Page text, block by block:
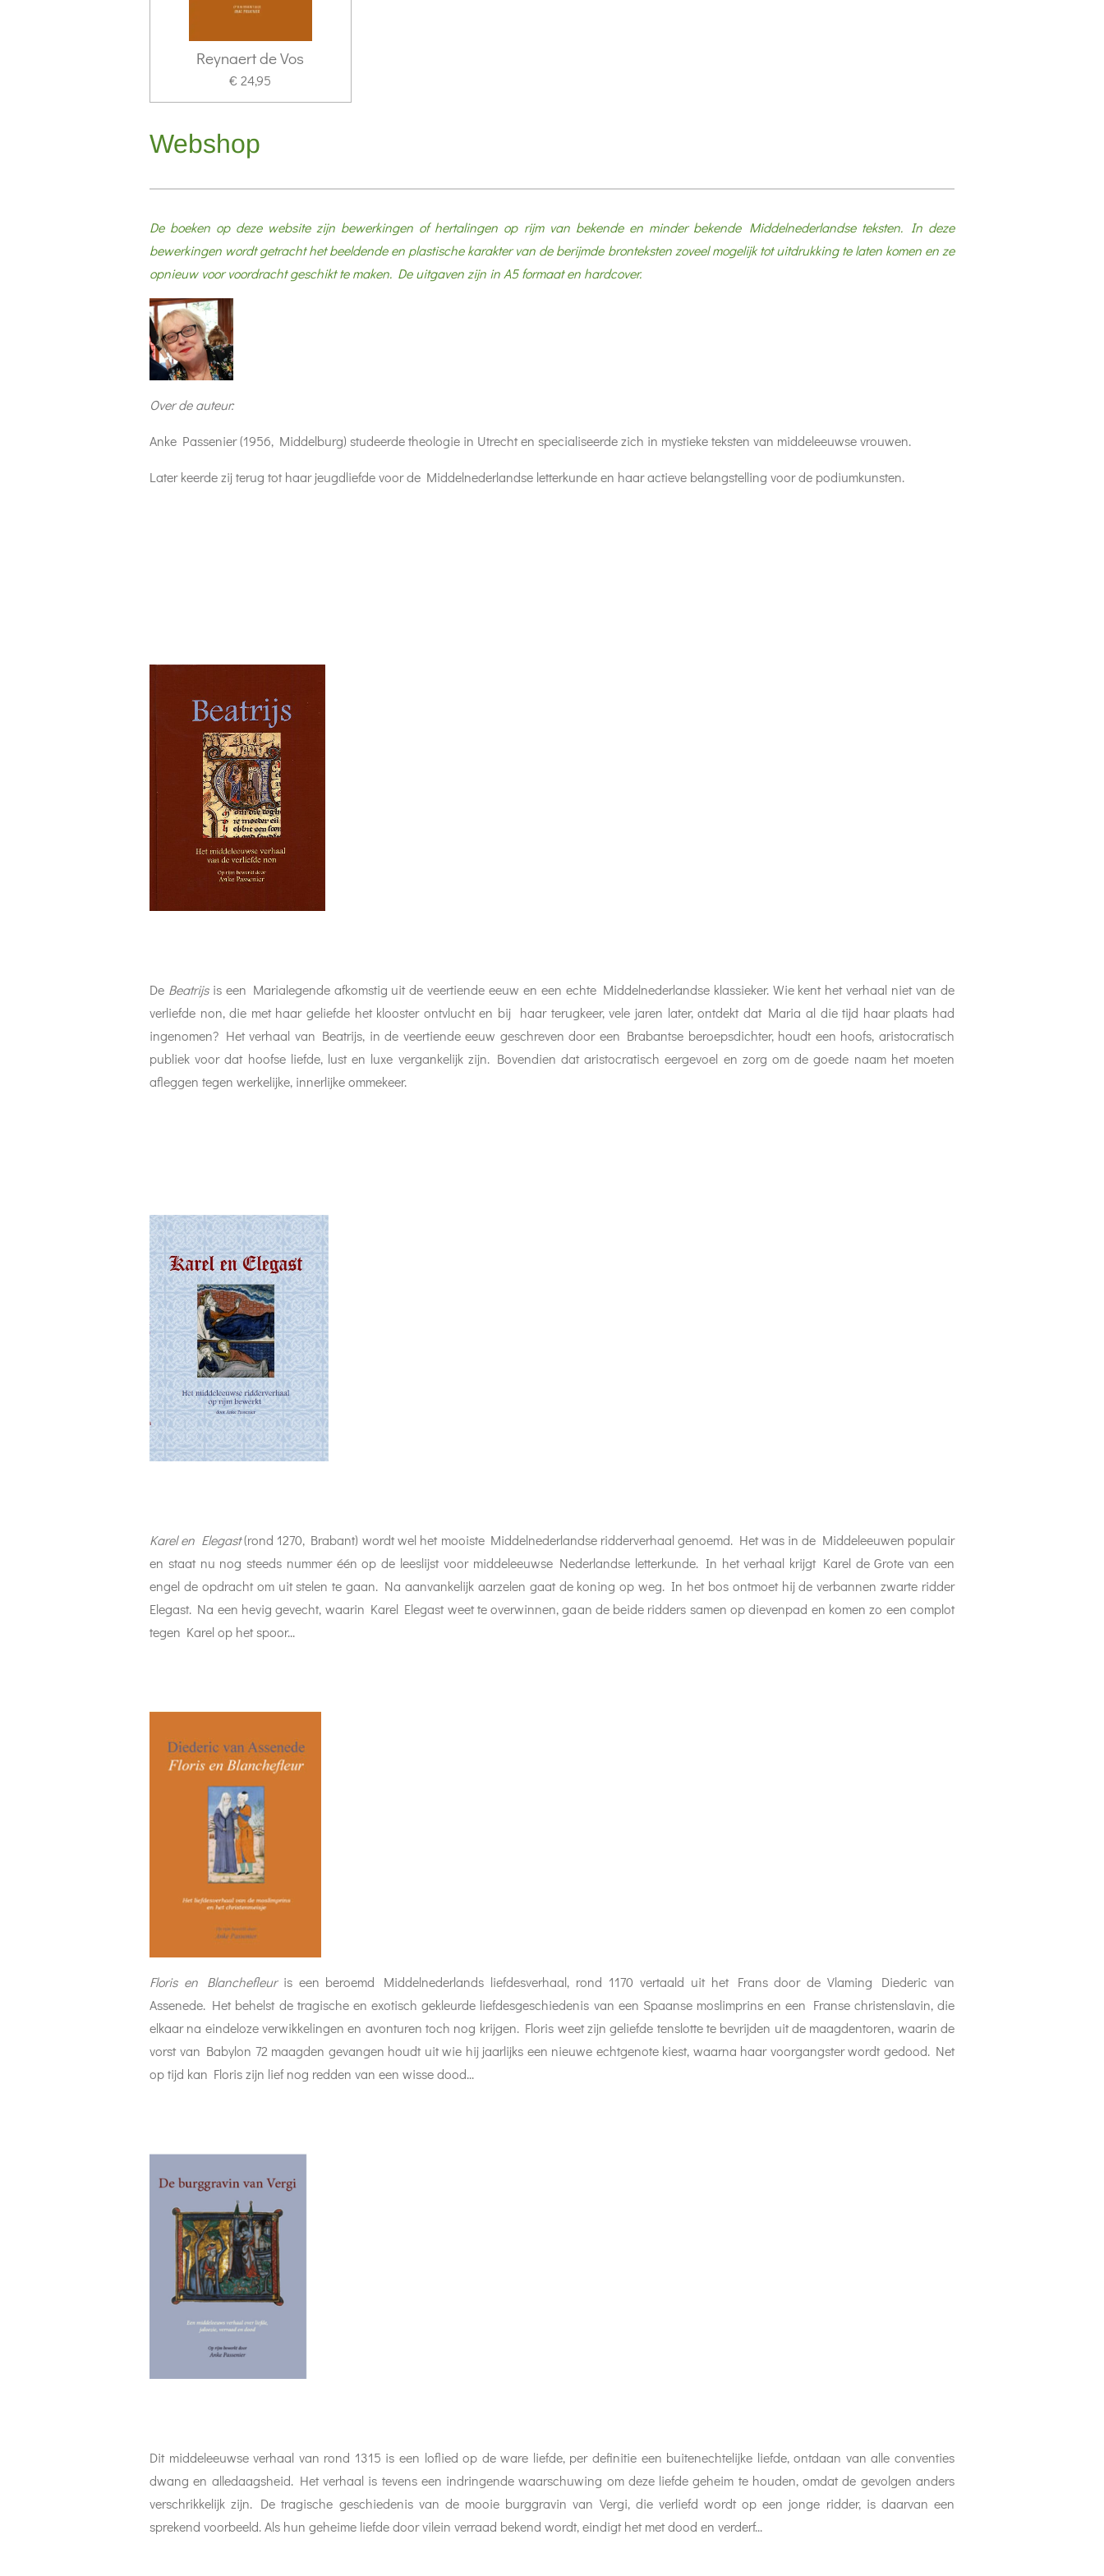
Reynaert de Vos
€ 24,95
Webshop
De boeken op deze website zijn bewerkingen of hertalingen op rijm van bekende en minder bekende Middelnederlandse teksten. In deze
bewerkingen wordt getracht het beeldende en plastische karakter van de berijmde bronteksten zoveel mogelijk tot uitdrukking te laten komen en ze
opnieuw voor voordracht geschikt te maken. De uitgaven zijn in A5 formaat en hardcover.
Over de auteur:
Anke Passenier (1956, Middelburg) studeerde theologie in Utrecht en specialiseerde zich in mystieke teksten van middeleeuwse vrouwen.
Later keerde zij terug tot haar jeugdliefde voor de Middelnederlandse letterkunde en haar actieve belangstelling voor de podiumkunsten.
De Beatrijsis een Marialegende afkomstig uit de veertiende eeuw en een echte Middelnederlandse klassieker. Wie kent het verhaal niet van de
verliefde non, die met haar geliefde het klooster ontvlucht en bij haar terugkeer, vele jaren later, ontdekt dat Maria al die tijd haar plaats had
ingenomen? Het verhaal van Beatrijs, in de veertiende eeuw geschreven door een Brabantse beroepsdichter, houdt een hoofs, aristocratisch
publiek voor dat hoofse liefde, lust en luxe vergankelijk zijn. Bovendien dat aristocratisch eergevoel en zorg om de goede naam het moeten
afleggen tegen werkelijke, innerlijke ommekeer.
Karel en Elegast(rond 1270, Brabant) wordt wel het mooiste Middelnederlandse ridderverhaal genoemd. Het was in de Middeleeuwen populair
en staat nu nog steeds nummer één op de leeslijst voor middeleeuwse Nederlandse letterkunde. In het verhaal krijgt Karel de Grote van een
engel de opdracht om uit stelen te gaan. Na aanvankelijk aarzelen gaat de koning op weg. In het bos ontmoet hij de verbannen zwarte ridder
Elegast. Na een hevig gevecht, waarin Karel Elegast weet te overwinnen, gaan de beide ridders samen op dievenpad en komen zo een complot
tegen Karel op het spoor...
Floris en Blanchefleur is een beroemd Middelnederlands liefdesverhaal, rond 1170 vertaald uit het Frans door de Vlaming Diederic van
Assenede. Het behelst de tragische en exotisch gekleurde liefdesgeschiedenis van een Spaanse moslimprins en een Franse christenslavin, die
elkaar na eindeloze verwikkelingen en avonturen toch nog krijgen. Floris weet zijn geliefde tenslotte te bevrijden uit de maagdentoren, waarin de
vorst van Babylon 72 maagden gevangen houdt uit wie hij jaarlijks een nieuwe echtgenote kiest, waarna haar voorgangster wordt gedood. Net
op tijd kan Floris zijn lief nog redden van een wisse dood...
Dit middeleeuwse verhaal van rond 1315 is een loflied op de ware liefde, per definitie een buitenechtelijke liefde, ontdaan van alle conventies
dwang en alledaagsheid. Het verhaal is tevens een indringende waarschuwing om deze liefde geheim te houden, omdat de gevolgen anders
verschrikkelijk zijn. De tragische geschiedenis van de mooie burggravin van Vergi, die verliefd wordt op een jonge ridder, is daarvan een
sprekend voorbeeld. Als hun geheime liefde door vilein verraad bekend wordt, eindigt het met dood en verderf...